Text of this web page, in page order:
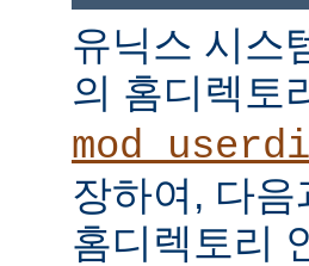
유닉스 시스
의 홈디렉토
장하여, 다
홈디렉토리